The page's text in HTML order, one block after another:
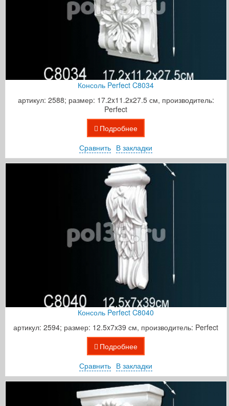
Консоль Perfect C8034
артикул: 2588; размер: 17.2x11.2x27.5 см, производитель:
Perfect
Подробнее
Сравнить В закладки
Консоль Perfect C8040
артикул: 2594; размер: 12.5x7x39 см, производитель: Perfect
Подробнее
Сравнить В закладки